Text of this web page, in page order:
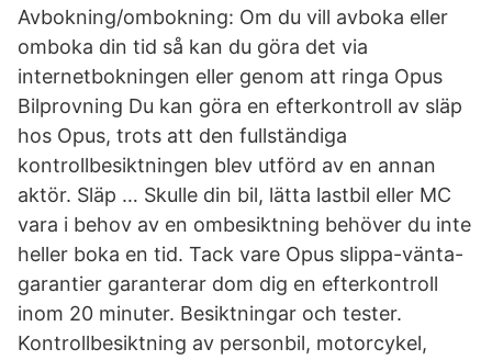
Avbokning/ombokning: Om du vill avboka eller
omboka din tid så kan du göra det via
internetbokningen eller genom att ringa Opus
Bilprovning Du kan göra en efterkontroll av släp
hos Opus, trots att den fullständiga
kontrollbesiktningen blev utförd av en annan
aktör. Släp … Skulle din bil, lätta lastbil eller MC
vara i behov av en ombesiktning behöver du inte
heller boka en tid. Tack vare Opus slippa-vänta-
garantier garanterar dom dig en efterkontroll
inom 20 minuter. Besiktningar och tester.
Kontrollbesiktning av personbil, motorcykel,